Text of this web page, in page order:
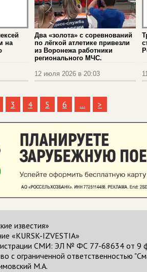
на
Два «золота» с соревнований
по лёгкой атлетике привезли
из Воронежа работники
регионального МЧС.
12 июля 2026 в 20:03
3 4 5 6 ... >
известия»
«KURSK-IZVESTIA»
СМИ: ЭЛ № ФС 77-68634 от 9
с ограниченной ответственностью
М.А.